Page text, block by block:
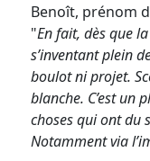
Benoît, prénom
"En fait, dès que
s’inventant plein
boulot ni projet.
blanche. C’est un
choses qui ont du
Notamment via